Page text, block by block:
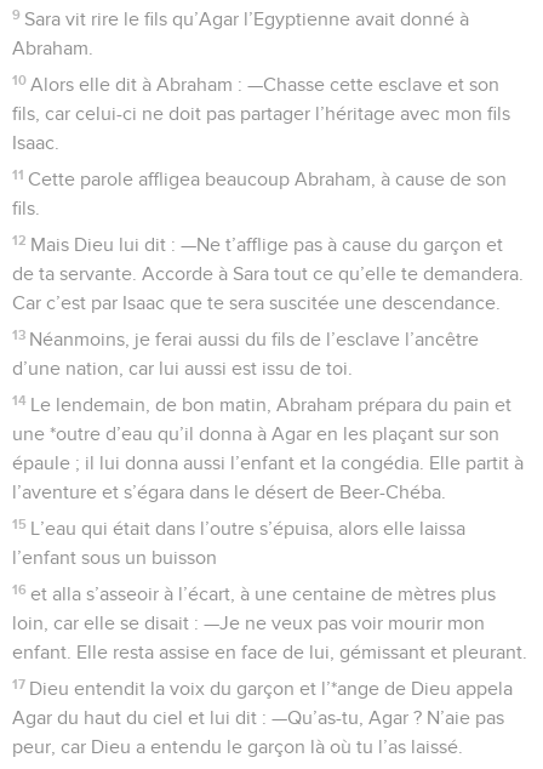
9 Sara vit rire le fils qu’Agar l’Egyptienne avait donné à
Abraham.
10 Alors elle dit à Abraham : —Chasse cette esclave et son
fils, car celui-ci ne doit pas partager l’héritage avec mon fils
Isaac.
11 Cette parole affligea beaucoup Abraham, à cause de son
fils.
12 Mais Dieu lui dit : —Ne t’afflige pas à cause du garçon et
de ta servante. Accorde à Sara tout ce qu’elle te demandera.
Car c’est par Isaac que te sera suscitée une descendance.
13 Néanmoins, je ferai aussi du fils de l’esclave l’ancêtre
d’une nation, car lui aussi est issu de toi.
14 Le lendemain, de bon matin, Abraham prépara du pain et
une *outre d’eau qu’il donna à Agar en les plaçant sur son
épaule ; il lui donna aussi l’enfant et la congédia. Elle partit à
l’aventure et s’égara dans le désert de Beer-Chéba.
15 L’eau qui était dans l’outre s’épuisa, alors elle laissa
l’enfant sous un buisson
16 et alla s’asseoir à l’écart, à une centaine de mètres plus
loin, car elle se disait : —Je ne veux pas voir mourir mon
enfant. Elle resta assise en face de lui, gémissant et pleurant.
17 Dieu entendit la voix du garçon et l’*ange de Dieu appela
Agar du haut du ciel et lui dit : —Qu’as-tu, Agar ? N’aie pas
peur, car Dieu a entendu le garçon là où tu l’as laissé.